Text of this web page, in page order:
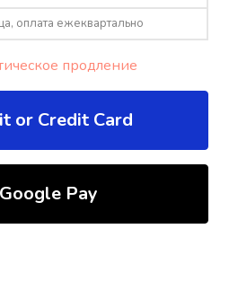
оплата ежеквартально
продление
or Credit Card
Google Pay